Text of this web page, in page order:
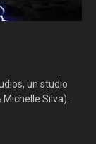
un studio
Silva).